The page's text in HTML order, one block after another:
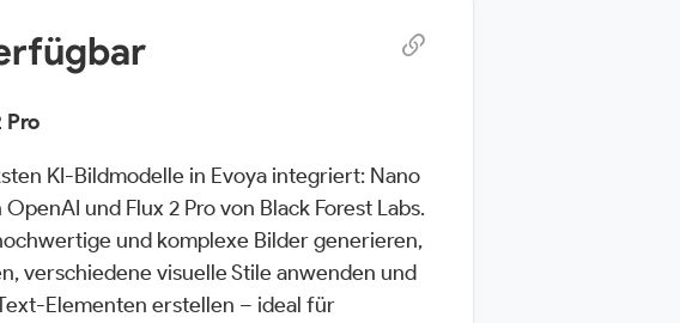
Pro
KI-Bildmodelle in Evoya integriert: Nano
und Flux 2 Pro von Black Forest Labs.
und komplexe Bilder generieren,
verschiedene visuelle Stile anwenden und
Elementen erstellen – ideal für